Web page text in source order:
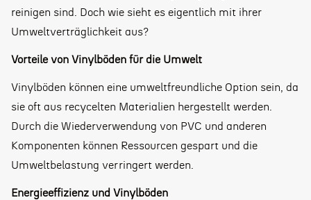
reinigen sind. Doch wie sieht es eigentlich mit ihrer
Umweltverträglichkeit aus?
Vorteile von Vinylböden für die Umwelt
Vinylböden können eine umweltfreundliche Option sein, da
sie oft aus recycelten Materialien hergestellt werden.
Durch die Wiederverwendung von PVC und anderen
Komponenten können Ressourcen gespart und die
Umweltbelastung verringert werden.
Energieeffizienz und Vinylböden